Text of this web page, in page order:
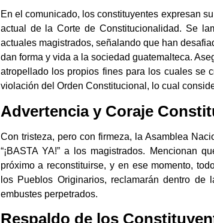
En el comunicado, los constituyentes expresan
actual de la Corte de Constitucionalidad. Se
actuales magistrados, señalando que han
dan forma y vida a la sociedad guatemalteca.
atropellado los propios fines para los cuales se
violación del Orden Constitucional, lo cual
Advertencia y Coraje
Con tristeza, pero con firmeza, la Asamblea
“¡BASTA YA!” a los magistrados. Mencionan
próximo a reconstituirse, y en ese momento,
los Pueblos Originarios, reclamarán dentro
embustes perpetrados.
Respaldo de los